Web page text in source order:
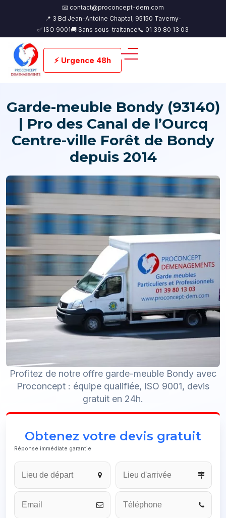
📧 contact@proconcept-dem.com
📍 3 Bd Jean-Antoine Chaptal, 95150 Taverny-
✅ ISO 9001🚚 Sans sous-traitance📞 01 39 80 13 03
⚡ Urgence 48h
Garde-meuble Bondy (93140)
| Pro des Canal de l’Ourcq
Centre-ville Forêt de Bondy
depuis 2014
Profitez de notre offre garde-meuble Bondy avec
Proconcept : équipe qualifiée, ISO 9001, devis
gratuit en 24h.
Obtenez votre devis gratuit
Réponse immédiate garantie